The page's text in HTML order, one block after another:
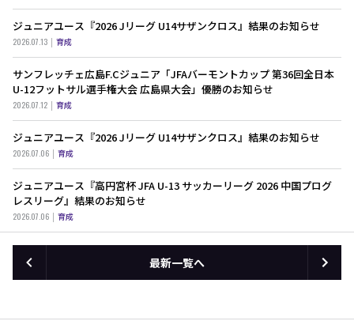
ジュニアユース『2026 Jリーグ U14サザンクロス』結果のお知らせ
2026.07.13 育成
サンフレッチェ広島F.Cジュニア「JFAバーモントカップ 第36回全日本
U-12フットサル選手権大会 広島県大会」優勝のお知らせ
2026.07.12 育成
ジュニアユース『2026 Jリーグ U14サザンクロス』結果のお知らせ
2026.07.06 育成
ジュニアユース『高円宮杯 JFA U-13 サッカーリーグ 2026 中国プログ
レスリーグ』結果のお知らせ
2026.07.06 育成
最新一覧へ